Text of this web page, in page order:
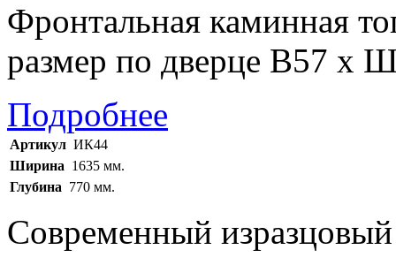
Фронтальная каминная
размер по дверце В57 х
Подробнее
Артикул ИК44
Ширина 1635 мм.
Глубина 770 мм.
Современный